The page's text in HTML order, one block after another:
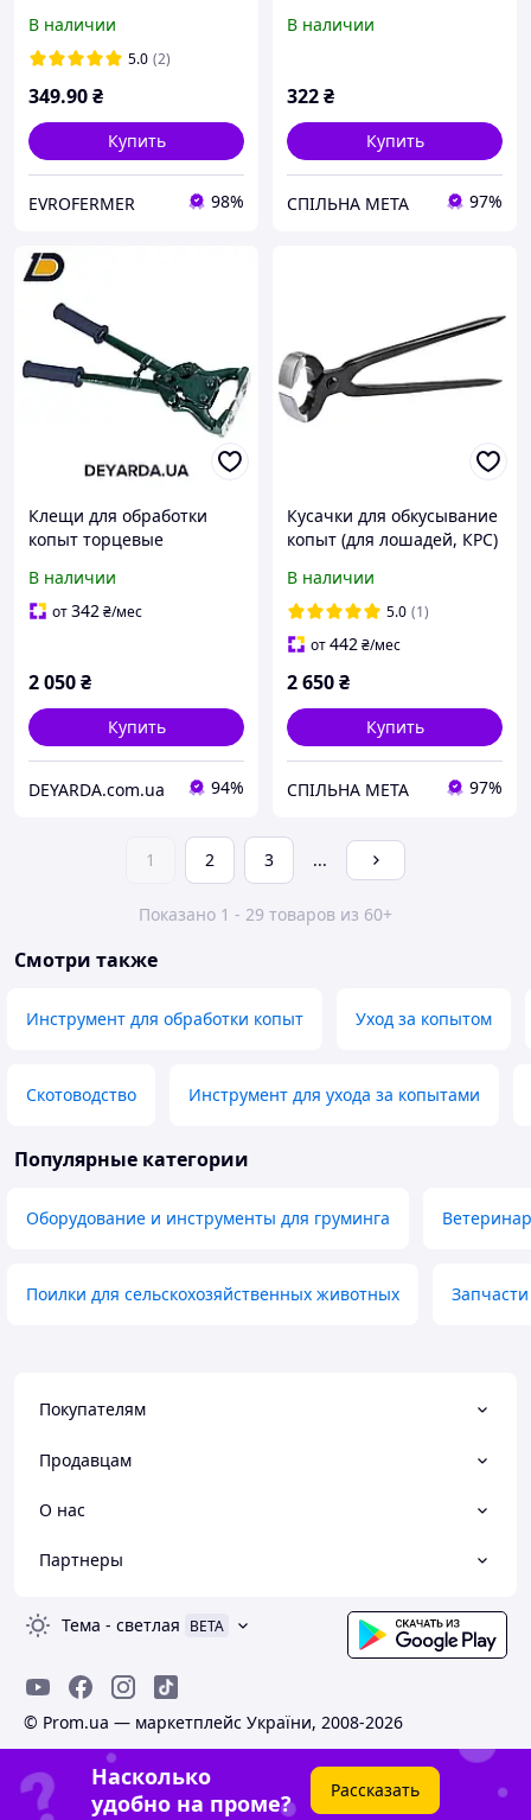
В наличии
5.0 (2)
349.90₴
Купить
EVROFERMER 98%
В наличии
322₴
Купить
СПІЛЬНА МЕТА 97%
Клещи для обработки
копыт торцевые
В наличии
от342₴/мес
2 050₴
Купить
DEYARDA.com.ua 94%
Кусачки для обкусывание
копыт (для лошадей, КРС)
В наличии
5.0 (1)
от442₴/мес
2 650₴
Купить
СПІЛЬНА МЕТА 97%
1 2 3 ...
Показано 1 - 29 товаров из 60+
Смотри также
Инструмент для обработки копыт Уход за копытом
Скотоводство Инструмент для ухода за копытами
Популярные категории
Оборудование и инструменты для груминга
Поилки для сельскохозяйственных животных
Покупателям
Продавцам
О нас
Партнеры
Тема - светлая BETA
© Prom.ua — маркетплейс України, 2008-2026
Насколько
удобно на проме?
Рассказать